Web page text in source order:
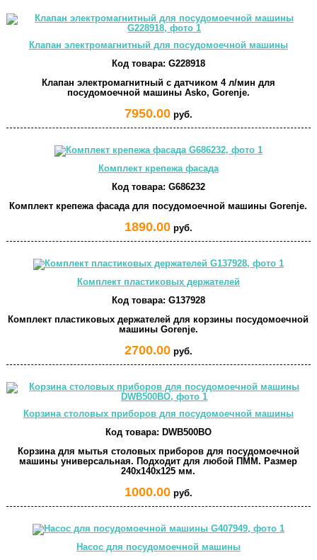
Клапан электромагнитный для посудомоечной машины
Код товара: G228918
Клапан электромагнитный с датчиком 4 л/мин для
посудомоечной машины Asko, Gorenje.
7950.00руб.
Комплект крепежа фасада
Код товара: G686232
Комплект крепежа фасада для посудомоечной машины Gorenje.
1890.00руб.
Комплект пластиковых держателей
Код товара: G137928
Комплект пластиковых держателей для корзины посудомоечной
машины Gorenje.
2700.00руб.
Корзина столовых приборов для посудомоечной машины
Код товара: DWB500BO
Корзина для мытья столовых приборов для посудомоечной
машины универсальная. Подходит для любой ПММ. Размер
240x140x125 мм.
1000.00руб.
Насос для посудомоечной машины